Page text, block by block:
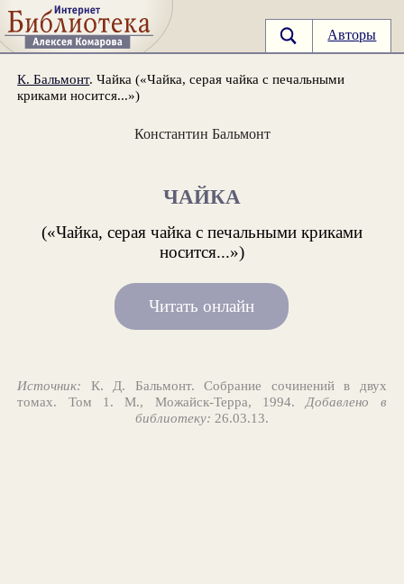
Авторы
К. Бальмонт. Чайка («Чайка, серая чайка с печальными
криками носится...»)
Константин Бальмонт
ЧАЙКА
(«Чайка, серая чайка с печальными криками
носится...»)
Читать онлайн
Источник: К. Д. Бальмонт. Собрание сочинений в двух
томах. Том 1. М., Можайск-Терра, 1994. Добавлено в
библиотеку: 26.03.13.